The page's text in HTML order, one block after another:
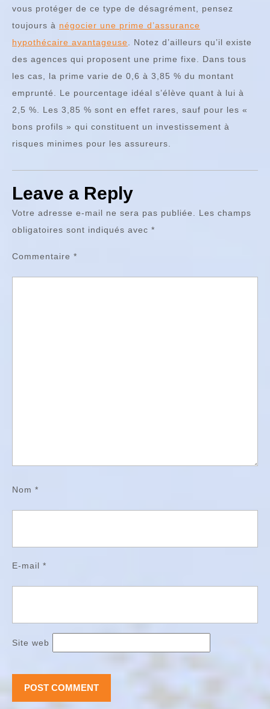
vous protéger de ce type de désagrément, pensez
toujours à négocier une prime d’assurance
hypothécaire avantageuse. Notez d’ailleurs qu’il existe
des agences qui proposent une prime fixe. Dans tous
les cas, la prime varie de 0,6 à 3,85 % du montant
emprunté. Le pourcentage idéal s’élève quant à lui à
2,5 %. Les 3,85 % sont en effet rares, sauf pour les «
bons profils » qui constituent un investissement à
risques minimes pour les assureurs.
Leave a Reply
Votre adresse e-mail ne sera pas publiée. Les champs
obligatoires sont indiqués avec *
Commentaire *
Nom *
E-mail *
Site web